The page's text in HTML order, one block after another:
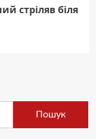
стріляв біля
Пошук